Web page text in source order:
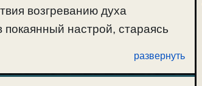
возгреванию духа
настрой, стараясь
развернуть